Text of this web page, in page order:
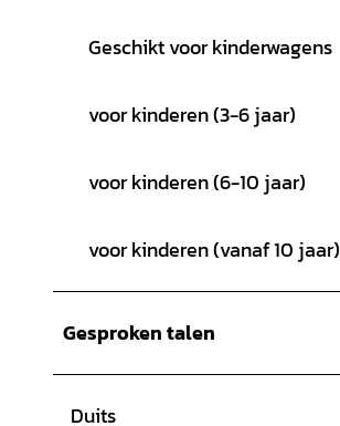
Geschikt voor kinderwagens
voor kinderen (3-6 jaar)
voor kinderen (6-10 jaar)
voor kinderen (vanaf 10 jaar)
Gesproken talen
Duits